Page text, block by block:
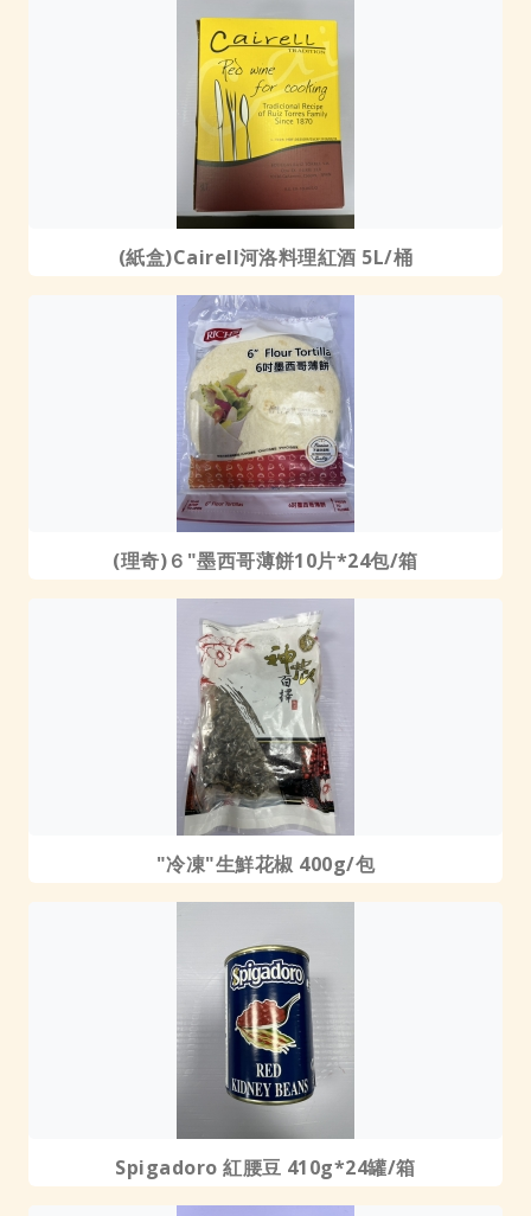
(紙盒)Cairell河洛料理紅酒 5L/桶
(理奇)６"墨西哥薄餅10片*24包/箱
"冷凍"生鮮花椒 400g/包
Spigadoro 紅腰豆 410g*24罐/箱